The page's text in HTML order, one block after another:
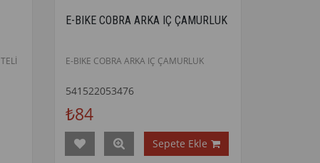
E-BIKE COBRA ARKA IÇ ÇAMURLUK
E-BIKE COBRA ARKA IÇ ÇAMURLUK
541522053476
₺84
Sepete Ekle